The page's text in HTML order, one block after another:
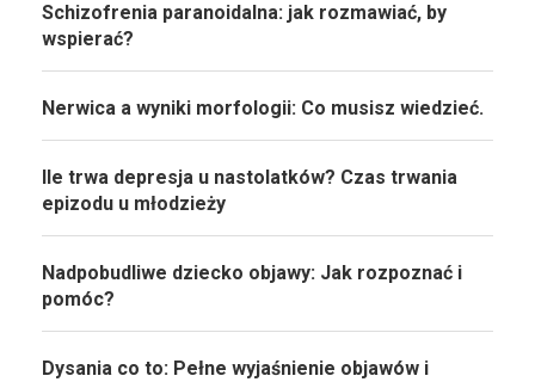
Schizofrenia paranoidalna: jak rozmawiać, by
wspierać?
Nerwica a wyniki morfologii: Co musisz wiedzieć.
Ile trwa depresja u nastolatków? Czas trwania
epizodu u młodzieży
Nadpobudliwe dziecko objawy: Jak rozpoznać i
pomóc?
Dysania co to: Pełne wyjaśnienie objawów i